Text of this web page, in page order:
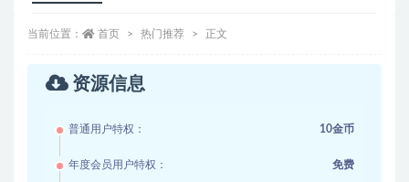
当前位置： 首页 热门推荐 正文
资源信息
普通用户特权： 10金币
年度会员用户特权： 免费